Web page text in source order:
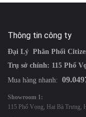
Thông tin công ty
Đại Lý Phân Phối
Trụ sở chính: 115 Phố
Mua hàng nhanh:
Showroom 1:
115 Phố Vọng, Hai Bà Trưng,